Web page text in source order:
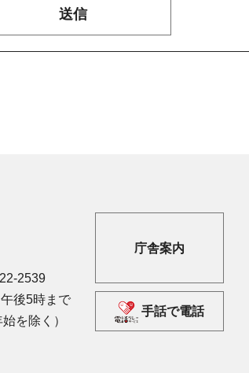
2539
後5時まで
を除く）
庁舎案内
手話で電話